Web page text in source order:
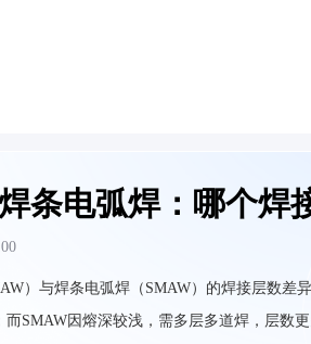
条电弧焊：哪个焊
）与焊条电弧焊（SMAW）的焊接层数差
SMAW因熔深较浅，需多层多道焊，层数